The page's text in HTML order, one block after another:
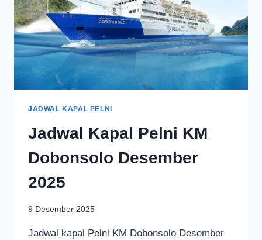
JADWAL KAPAL PELNI
Jadwal Kapal Pelni KM
Dobonsolo Desember
2025
9 Desember 2025
Jadwal kapal Pelni KM Dobonsolo Desember